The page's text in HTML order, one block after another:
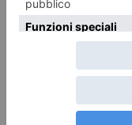
Fino al 18 dicembre
Orari: dal giov. al sab.
NH Hotel Santo